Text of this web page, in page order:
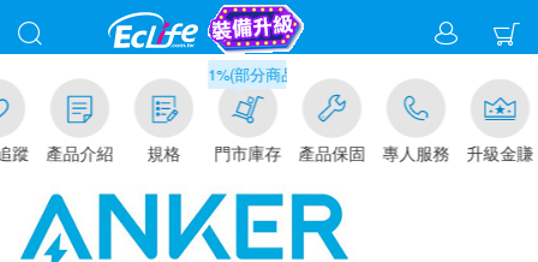
蹤 產品介紹 規格
滿千元門市取貨現折1%(部分商品不適用)-請點我看
門市庫存 產品保固 專人服務 升級金賺